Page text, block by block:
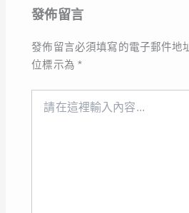
發佈留言
發佈留言必須填寫的電子郵件地
位標示為*